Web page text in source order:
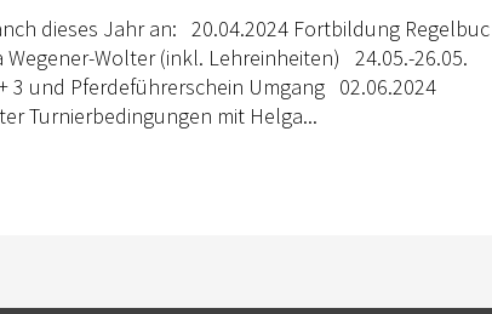
dieses Jahr an: 20.04.2024 Fortbildung
Wegener-Wolter (inkl. Lehreinheiten) 24.05.-26.05.
3 und Pferdeführerschein Umgang 02.06.2024
Turnierbedingungen mit Helga...